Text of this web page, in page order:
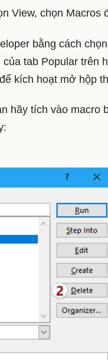
View, chọn Macros
bằng cách
tab Popular trên
kích hoạt mở hộp
hãy tích vào macro